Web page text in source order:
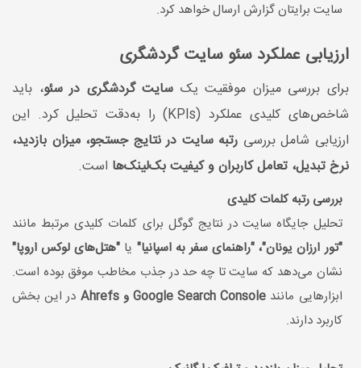
سایت برایتان گزارش ارسال خواهد کرد.
ارزیابی عملکرد سئو سایت گردشگری
برای بررسی میزان موفقیت یک سایت گردشگری در سئو، باید
شاخص‌های کلیدی عملکرد (KPIs) را به‌دقت تحلیل کرد. این
ارزیابی شامل بررسی رتبه سایت در نتایج جستجو، میزان بازدید،
نرخ تبدیل، تعامل کاربران و کیفیت بک‌لینک‌ها است.
بررسی رتبه کلمات کلیدی
تحلیل جایگاه سایت در نتایج گوگل برای کلمات کلیدی مرتبط مانند
"تور ارزان یونان"، "راهنمای سفر به اسپانیا" یا "هتل‌های لوکس اروپا"
نشان می‌دهد که سایت تا چه حد در جذب مخاطب موفق بوده است.
ابزارهایی مانند Google Search Console و Ahrefs
در این بخش
کاربرد دارند.